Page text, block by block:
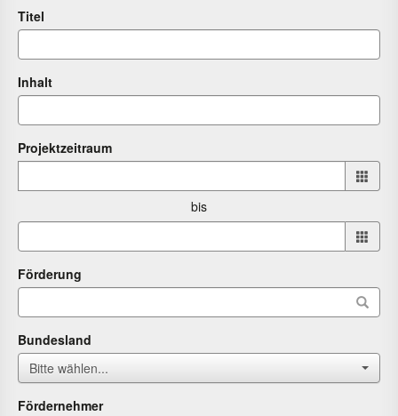
Titel
Inhalt
Projektzeitraum
von
bis
Förderung
Bundesland
Bitte wählen...
Fördernehmer